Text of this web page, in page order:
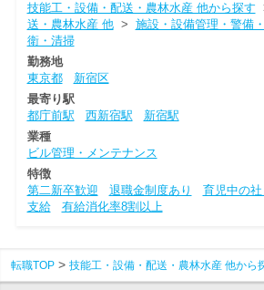
技能工・設備・配送・農林水産 他から探す
送・農林水産 他> 施設・設備管理・警備
衛・清掃
勤務地
東京都
新宿区
最寄り駅
都庁前駅
西新宿駅
新宿駅
業種
ビル管理・メンテナンス
特徴
第二新卒歓迎
退職金制度あり 育児中の
支給
有給消化率8割以上
転職TOP 技能工・設備・配送・農林水産 他から